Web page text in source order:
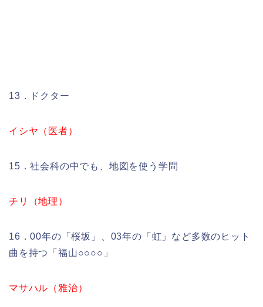
13．ドクター
イシヤ（医者）
15．社会科の中でも、地図を使う学問
チリ（地理）
16．00年の「桜坂」、03年の「虹」など多数のヒット
曲を持つ「福山○○○○」
マサハル（雅治）